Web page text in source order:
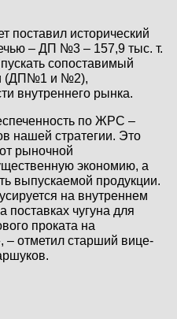
поставил исторический
– ДП №3 – 157,9 тыс. т.
сопоставимый
(ДП№1 и №2),
внутреннего рынка.
по ЖРС –
нашей стратегии. Это
рыночной
экономию, а
выпускаемой продукции.
на внутреннем
поставках чугуна для
проката на
– отметил старший вице-